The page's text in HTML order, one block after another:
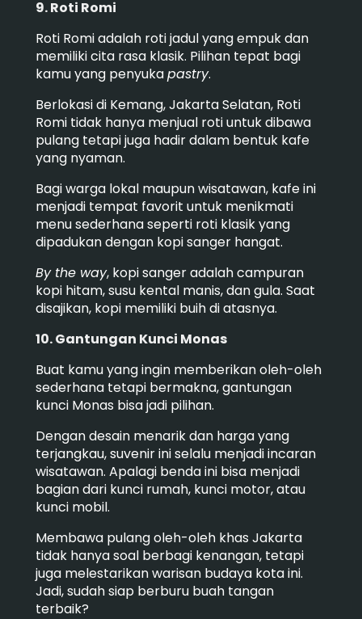
9. Roti Romi
Roti Romi adalah roti jadul yang empuk dan
memiliki cita rasa klasik. Pilihan tepat bagi
kamu yang penyukapastry.
Berlokasi di Kemang, Jakarta Selatan, Roti
Romi tidak hanya menjual roti untuk dibawa
pulang tetapi juga hadir dalam bentuk kafe
yang nyaman.
Bagi warga lokal maupun wisatawan, kafe ini
menjadi tempat favorit untuk menikmati
menu sederhana seperti roti klasik yang
dipadukan dengan kopi sanger hangat.
By the way, kopi sanger adalah campuran
kopi hitam, susu kental manis, dan gula. Saat
disajikan, kopi memiliki buih di atasnya.
10. Gantungan Kunci Monas
Buat kamu yang ingin memberikan oleh-oleh
sederhana tetapi bermakna, gantungan
kunci Monas bisa jadi pilihan.
Dengan desain menarik dan harga yang
terjangkau, suvenir ini selalu menjadi incaran
wisatawan. Apalagi benda ini bisa menjadi
bagian dari kunci rumah, kunci motor, atau
kunci mobil.
Membawa pulang oleh-oleh khas Jakarta
tidak hanya soal berbagi kenangan, tetapi
juga melestarikan warisan budaya kota ini.
Jadi, sudah siap berburu buah tangan
terbaik?